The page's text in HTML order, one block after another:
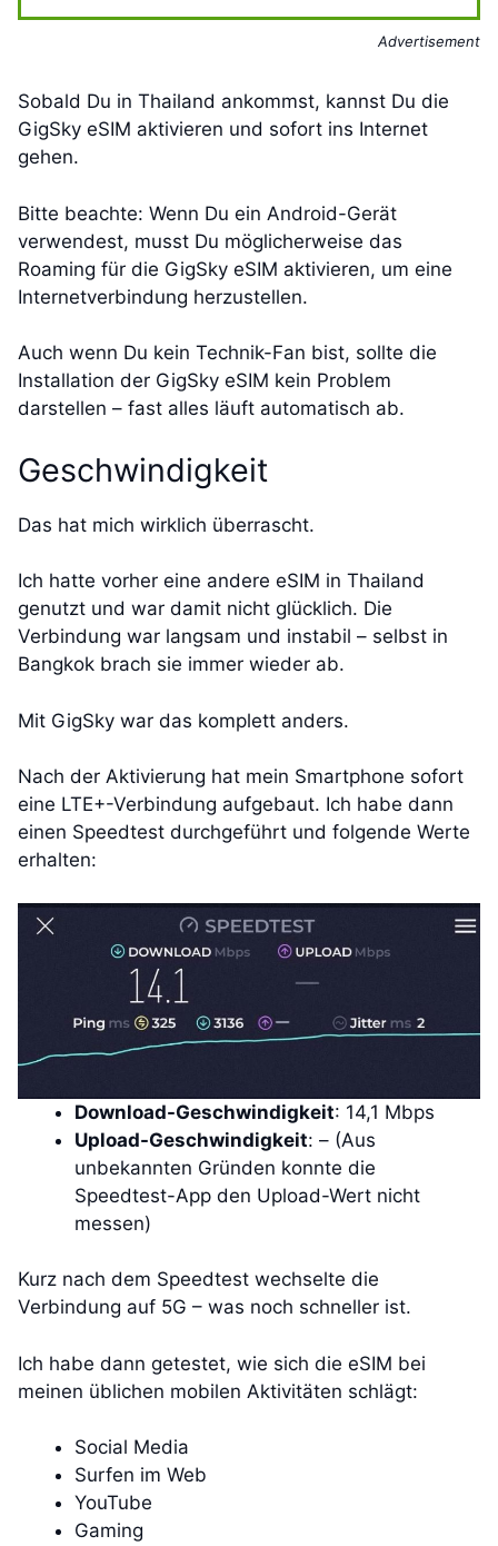
Advertisement
Sobald Du in Thailand ankommst, kannst Du die
GigSky eSIM aktivieren und sofort ins Internet
gehen.
Bitte beachte: Wenn Du ein Android-Gerät
verwendest, musst Du möglicherweise das
Roaming für die GigSky eSIM aktivieren, um eine
Internetverbindung herzustellen.
Auch wenn Du kein Technik-Fan bist, sollte die
Installation der GigSky eSIM kein Problem
darstellen – fast alles läuft automatisch ab.
Geschwindigkeit
Das hat mich wirklich überrascht.
Ich hatte vorher eine andere eSIM in Thailand
genutzt und war damit nicht glücklich. Die
Verbindung war langsam und instabil – selbst in
Bangkok brach sie immer wieder ab.
Mit GigSky war das komplett anders.
Nach der Aktivierung hat mein Smartphone sofort
eine LTE+-Verbindung aufgebaut. Ich habe dann
einen Speedtest durchgeführt und folgende Werte
erhalten:
Download-Geschwindigkeit: 14,1 Mbps
Upload-Geschwindigkeit: – (Aus
unbekannten Gründen konnte die
Speedtest-App den Upload-Wert nicht
messen)
Kurz nach dem Speedtest wechselte die
Verbindung auf 5G – was noch schneller ist.
Ich habe dann getestet, wie sich die eSIM bei
meinen üblichen mobilen Aktivitäten schlägt:
Social Media
Surfen im Web
YouTube
Gaming